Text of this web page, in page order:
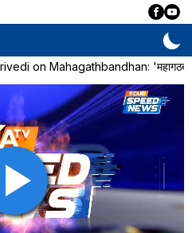
on Mahagathbandhan: 'महागठबंधन